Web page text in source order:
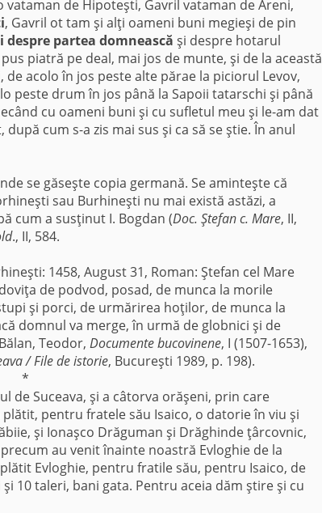
vataman de Hipoteşti, Gavril vataman de Areni,
, Gavril ot tam şi alţi oameni buni megieşi de pin
partea domnească şi despre hotarul
piatră pe deal, mai jos de munte, şi de la această
, de acolo în jos peste alte părae la piciorul Levov,
peste drum în jos până la Sapoii tatarschi şi până
cu oameni buni şi cu sufletul meu şi le-am dat
cum s-a zis mai sus şi ca să se ştie. În anul
se găseşte copia germană. Se aminteşte că
sau Burhineşti nu mai există astăzi, a
cum a susţinut I. Bogdan (Doc. Ştefan c. Mare, II,
., II, 584.
1458, August 31, Roman: Ştefan cel Mare
de podvod, posad, de munca la morile
şi porci, de urmărirea hoţilor, de munca la
domnul va merge, în urmă de globnici şi de
Teodor, Documente bucovinene, I (1507-1653),
/ File de istorie, Bucureşti 1989, p. 198).
*
de Suceava, şi a câtorva orăşeni, prin care
plătit, pentru fratele său Isaico, o datorie în viu şi
şi Ionaşco Drăguman şi Drăghinde ţârcovnic,
au venit înainte noastră Evloghie de la
Evloghie, pentru fratile său, pentru Isaico, de
10 taleri, bani gata. Pentru aceia dăm ştire şi cu